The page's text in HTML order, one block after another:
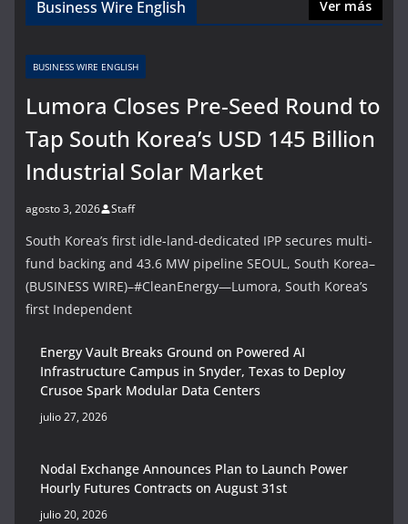
Business Wire English Ver más
BUSINESS WIRE ENGLISH
Lumora Closes Pre-Seed Round to
Tap South Korea’s USD 145 Billion
Industrial Solar Market
agosto 3, 2026 Staff
South Korea’s first idle-land-dedicated IPP secures multi-
fund backing and 43.6 MW pipeline SEOUL, South Korea–
(BUSINESS WIRE)–#CleanEnergy—Lumora, South Korea’s
first Independent
Energy Vault Breaks Ground on Powered AI
Infrastructure Campus in Snyder, Texas to Deploy
Crusoe Spark Modular Data Centers
julio 27, 2026
Nodal Exchange Announces Plan to Launch Power
Hourly Futures Contracts on August 31st
julio 20, 2026